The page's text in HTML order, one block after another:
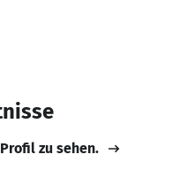
zu sehen.